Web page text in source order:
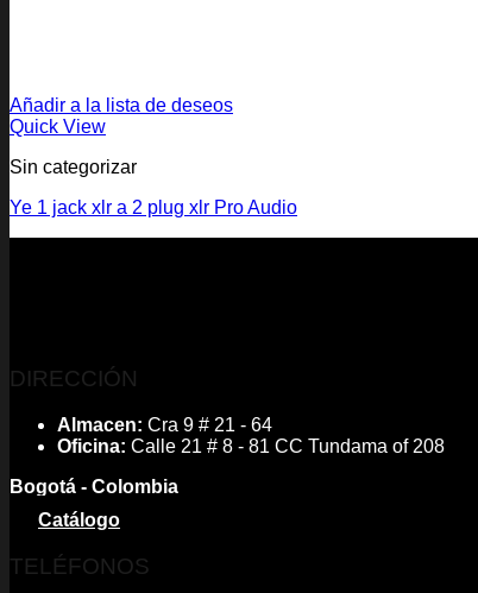
Añadir a la lista de deseos
Quick View
Sin categorizar
Ye 1 jack xlr a 2 plug xlr Pro Audio
DIRECCIÓN
Almacen: Cra 9 # 21 - 64
Oficina: Calle 21 # 8 - 81 CC Tundama of 208
Bogotá - Colombia
Catálogo
TELÉFONOS